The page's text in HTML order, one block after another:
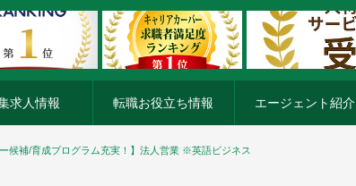
求人情報 転職お役立ち情報 エージェント紹介
ー候補/育成プログラム充実！】法人営業 ※英語ビジネス